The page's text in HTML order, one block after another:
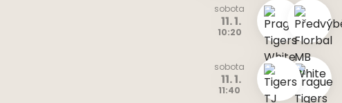
sobota
11. 1.
10:20
sobota
11. 1.
11:40